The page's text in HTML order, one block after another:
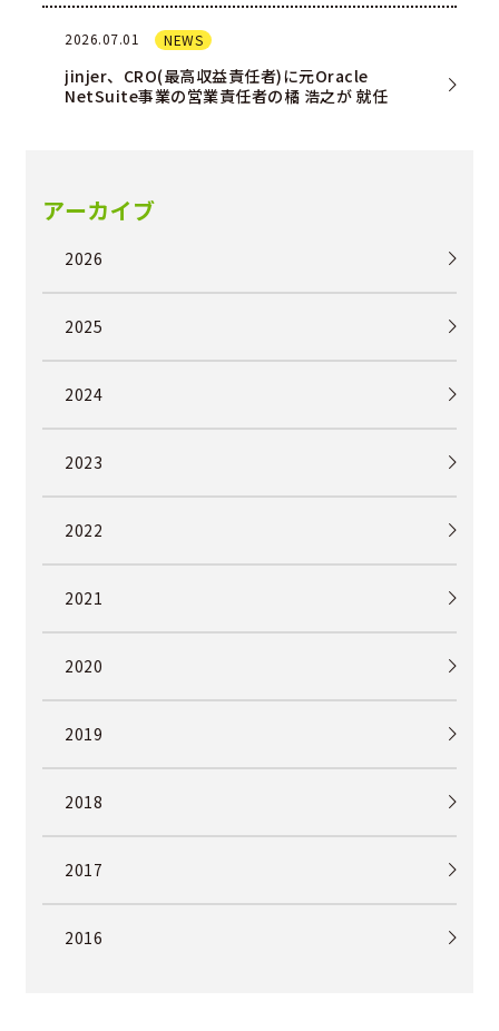
2026.07.01 NEWS
jinjer、CRO(最高収益責任者)に元Oracle
NetSuite事業の営業責任者の橘 浩之が 就任
アーカイブ
2026
2025
2024
2023
2022
2021
2020
2019
2018
2017
2016